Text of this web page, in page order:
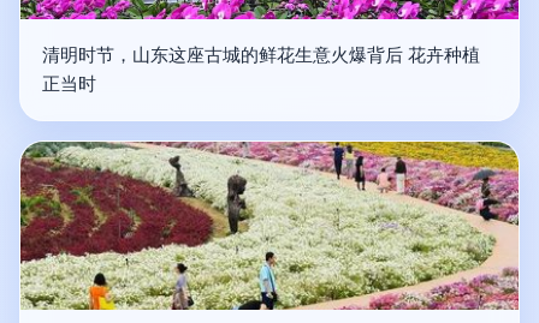
清明时节，山东这座古城的鲜花生意火爆背后 花卉种植
正当时